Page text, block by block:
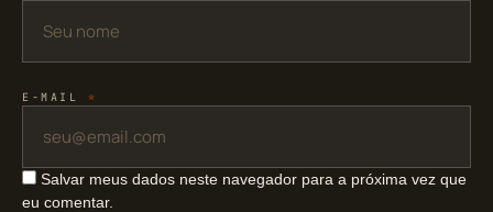
E-MAIL *
Salvar meus dados neste navegador para a próxima vez que
eu comentar.